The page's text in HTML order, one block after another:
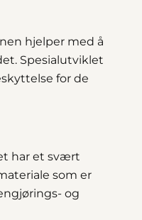
hjelper med å
Spesialutviklet
for de
har et svært
som er
og